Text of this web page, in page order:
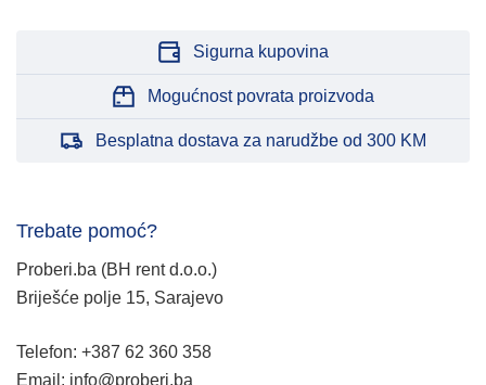
Sigurna kupovina
Mogućnost povrata proizvoda
Besplatna dostava za narudžbe od 300 KM
Trebate pomoć?
Proberi.ba (BH rent d.o.o.)
Briješće polje 15, Sarajevo
Telefon: +387 62 360 358
Email: info@proberi.ba